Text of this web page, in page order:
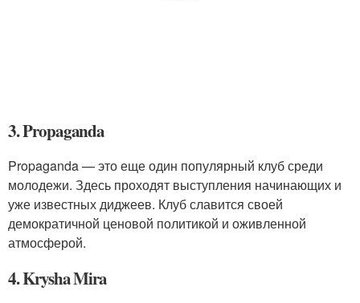
3. Propaganda
Propaganda — это еще один популярный клуб среди
молодежи. Здесь проходят выступления начинающих и
уже известных диджеев. Клуб славится своей
демократичной ценовой политикой и оживленной
атмосферой.
4. Krysha Mira